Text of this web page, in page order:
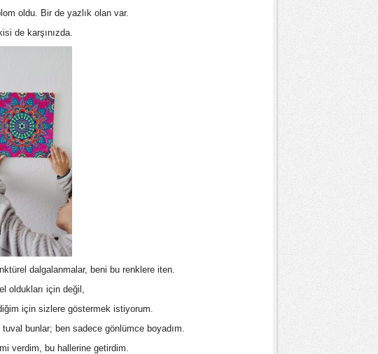
oldu. Bir de yazlık olan var.
de karşınızda.
dalgalanmalar, beni bu renklere iten.
oldukları için değil,
için sizlere göstermek istiyorum.
bunlar; ben sadece gönlümce boyadım.
verdim, bu hallerine getirdim.